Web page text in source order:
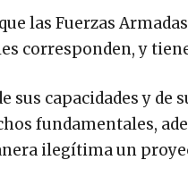
las Fuerzas
corresponden, y
sus capacidades y
fundamentales,
ilegítima un